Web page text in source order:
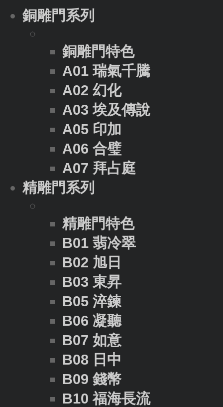
銅雕門系列
銅雕門特色
A01 瑞氣千騰
A02 幻化
A03 埃及傳說
A05 印加
A06 合璧
A07 拜占庭
精雕門系列
精雕門特色
B01 翡冷翠
B02 旭日
B03 東昇
B05 淬鍊
B06 凝聽
B07 如意
B08 日中
B09 錢幣
B10 福海長流